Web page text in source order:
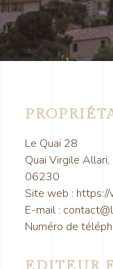
Le Quai 28
Quai Virgile
06230
Site web :
E-mail :
Numéro de